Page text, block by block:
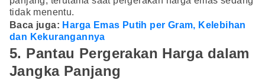
tidak menentu.
Baca juga: Harga Emas Putih per Gram, Kelebihan
dan Kekurangannya
5. Pantau Pergerakan Harga dalam
Jangka Panjang